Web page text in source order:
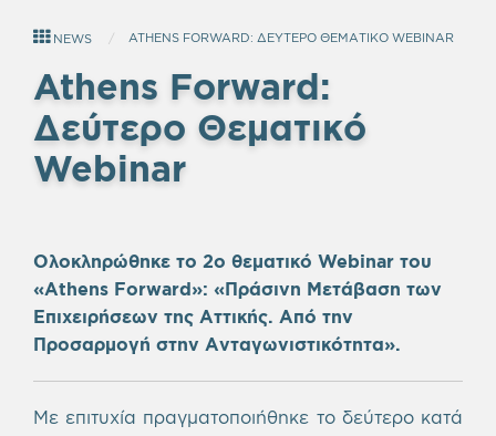
NEWS ATHENS FORWARD: ΔΕΥΤΕΡΟ ΘΕΜΑΤΙΚΟ WEBINAR
Athens Forward:
Δεύτερο Θεματικό
Webinar
Ολοκληρώθηκε το 2ο θεματικό Webinar του
«Athens Forward»: «Πράσινη Μετάβαση των
Επιχειρήσεων της Αττικής. Από την
Προσαρμογή στην Ανταγωνιστικότητα».
Με επιτυχία πραγματοποιήθηκε το δεύτερο κατά